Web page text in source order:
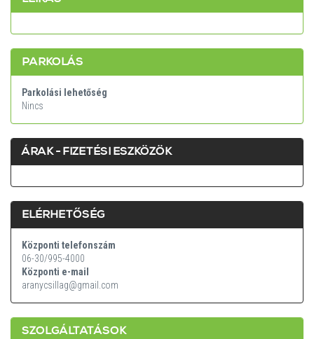
PARKOLÁS
Parkolási lehetőség
Nincs
ÁRAK - FIZETÉSI ESZKÖZÖK
ELÉRHETŐSÉG
Központi telefonszám
06-30/995-4000
Központi e-mail
aranycsillag@gmail.com
SZOLGÁLTATÁSOK